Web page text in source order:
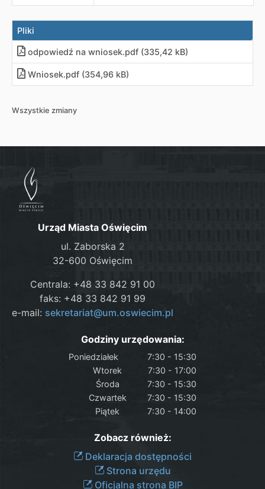
Pliki
odpowiedź na wniosek.pdf (335,42 kB)
Wniosek.pdf (354,96 kB)
Wszystkie zmiany
Urząd Miasta Oświęcim
ul. Zaborska 2
32-600 Oświęcim
Centrala: +48 33 842 91 00
faks: +48 33 842 91 99
e-mail: sekretariat@um.oswiecim.pl
Godziny urzędowania:
Poniedziałek
7:30 - 15:30
Wtorek
7:30 - 17:00
Środa
7:30 - 15:30
Czwartek
7:30 - 15:30
Piątek
7:30 - 14:00
Zobacz również:
Deklaracja dostępności
Strona urzędu
Oficjalna strona BIP